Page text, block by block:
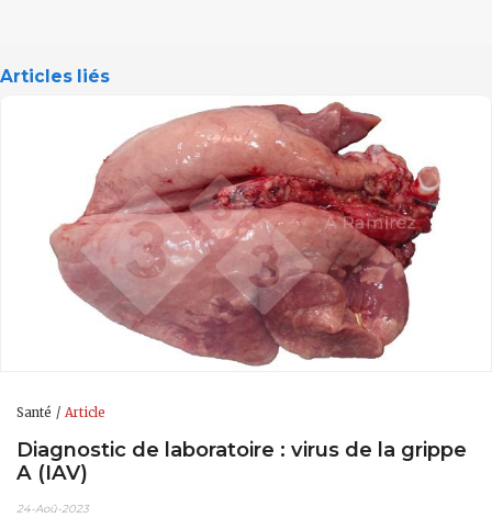
Articles liés
Santé Article
Diagnostic de laboratoire : virus de la grippe
A (IAV)
24-Aoû-2023